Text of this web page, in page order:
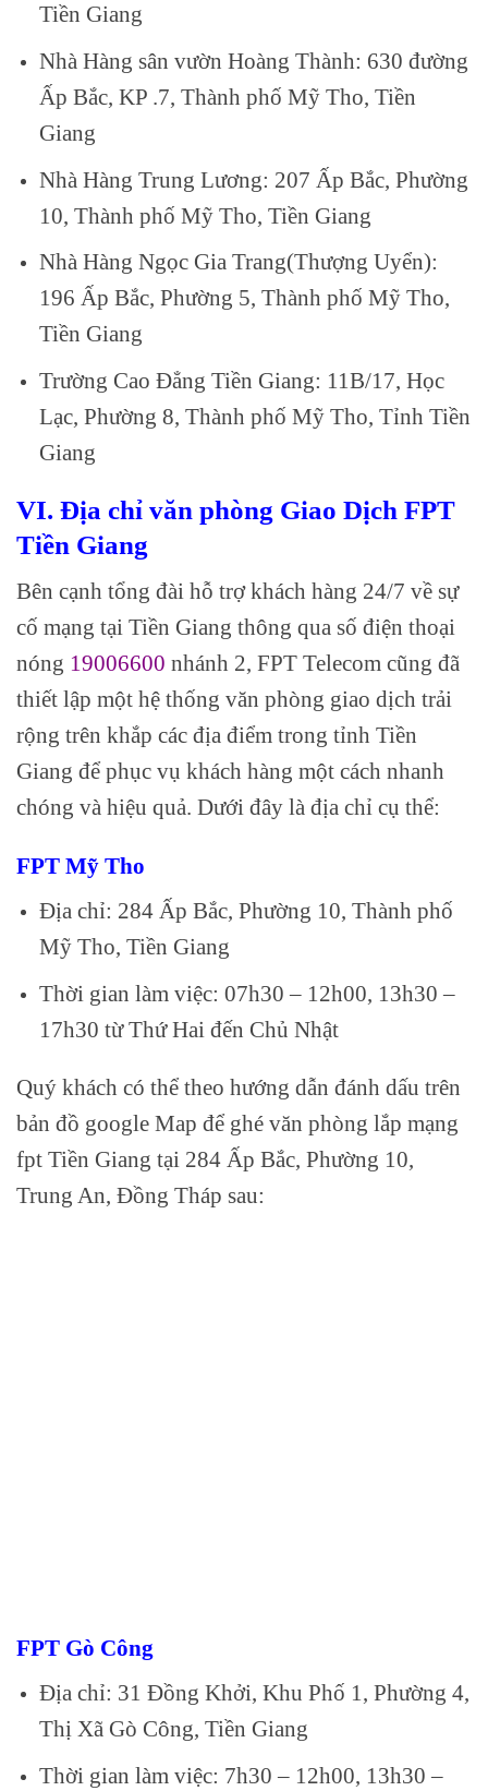
Tiền Giang
Nhà Hàng sân vườn Hoàng Thành: 630 đường
Ấp Bắc, KP .7, Thành phố Mỹ Tho, Tiền
Giang
Nhà Hàng Trung Lương: 207 Ấp Bắc, Phường
10, Thành phố Mỹ Tho, Tiền Giang
Nhà Hàng Ngọc Gia Trang(Thượng Uyển):
196 Ấp Bắc, Phường 5, Thành phố Mỹ Tho,
Tiền Giang
Trường Cao Đẳng Tiền Giang: 11B/17, Học
Lạc, Phường 8, Thành phố Mỹ Tho, Tỉnh Tiền
Giang
VI. Địa chỉ văn phòng Giao Dịch FPT
Tiền Giang
Bên cạnh tổng đài hỗ trợ khách hàng 24/7 về sự
cố mạng tại Tiền Giang thông qua số điện thoại
nóng 19006600 nhánh 2, FPT Telecom cũng đã
thiết lập một hệ thống văn phòng giao dịch trải
rộng trên khắp các địa điểm trong tỉnh Tiền
Giang để phục vụ khách hàng một cách nhanh
chóng và hiệu quả. Dưới đây là địa chỉ cụ thể:
FPT Mỹ Tho
Địa chỉ: 284 Ấp Bắc, Phường 10, Thành phố
Mỹ Tho, Tiền Giang
Thời gian làm việc: 07h30 – 12h00, 13h30 –
17h30 từ Thứ Hai đến Chủ Nhật
Quý khách có thể theo hướng dẫn đánh dấu trên
bản đồ google Map để ghé văn phòng lắp mạng
fpt Tiền Giang tại 284 Ấp Bắc, Phường 10,
Trung An, Đồng Tháp sau:
FPT Gò Công
Địa chỉ: 31 Đồng Khởi, Khu Phố 1, Phường 4,
Thị Xã Gò Công, Tiền Giang
Thời gian làm việc: 7h30 – 12h00, 13h30 –